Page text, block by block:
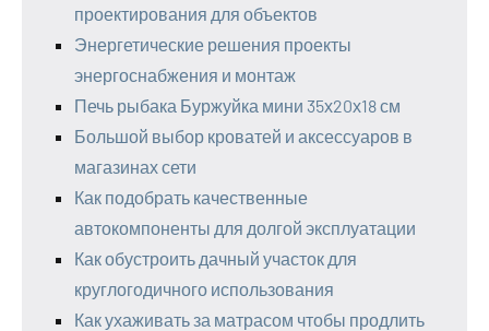
проектирования для объектов
Энергетические решения проекты
энергоснабжения и монтаж
Печь рыбака Буржуйка мини 35х20х18 см
Большой выбор кроватей и аксессуаров в
магазинах сети
Как подобрать качественные
автокомпоненты для долгой эксплуатации
Как обустроить дачный участок для
круглогодичного использования
Как ухаживать за матрасом чтобы продлить